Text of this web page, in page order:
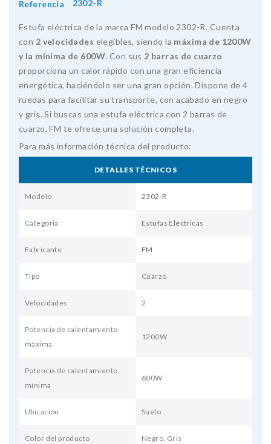
Referencia 2302-R
Estufa eléctrica de la marca FM modelo 2302-R. Cuenta
con 2 velocidades elegibles, siendo la máxima de 1200W
y la mínima de 600W. Con sus 2 barras de cuarzo
proporciona un calor rápido con una gran eficiencia
energética, haciéndolo ser una gran opción. Dispone de 4
ruedas para facilitar su transporte, con acabado en negro
y gris. Si buscas una estufa eléctrica con 2 barras de
cuarzo, FM te ofrece una solución completa.
Para más información técnica del producto:
DETALLES TÉCNICOS
Modelo 2302-R
Categoria Estufas Eléctricas
Fabricante FM
Tipo Cuarzo
Velocidades 2
Potencia de calentamiento
máxima
1200W
Potencia de calentamiento
mínima
600W
Ubicacion Suelo
Color del producto Negro, Gris